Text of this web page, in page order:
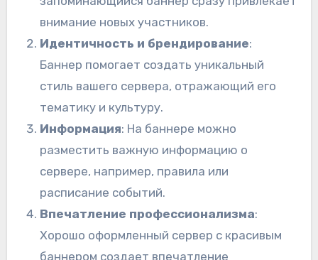
внимание новых участников.
Идентичность и брендирование:
Баннер помогает создать уникальный
стиль вашего сервера, отражающий его
тематику и культуру.
Информация: На баннере можно
разместить важную информацию о
сервере, например, правила или
расписание событий.
Впечатление профессионализма:
Хорошо оформленный сервер с красивым
баннером создает впечатление